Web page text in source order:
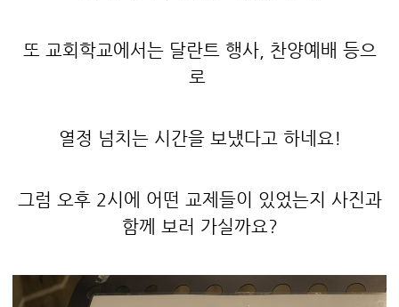
또 교회학교에서는 달란트 행사, 찬양예배 등으
로
열정 넘치는 시간을 보냈다고 하네요!
그럼 오후 2시에 어떤 교제들이 있었는지 사진과
함께 보러 가실까요?